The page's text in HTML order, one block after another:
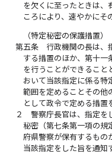
を欠くに至ったときは、
ころにより、速やかにそ
（特定秘密の保護措置）
第五条
行政機関の長は、
する措置のほか、第十一
を行うことができること
おいて当該指定に係る特
範囲を定めることその他
として政令で定める措置
２
警察庁長官は、指定を
秘密（第七条第一項の規
府県警察が保有するもの
当該指定をした旨を通知